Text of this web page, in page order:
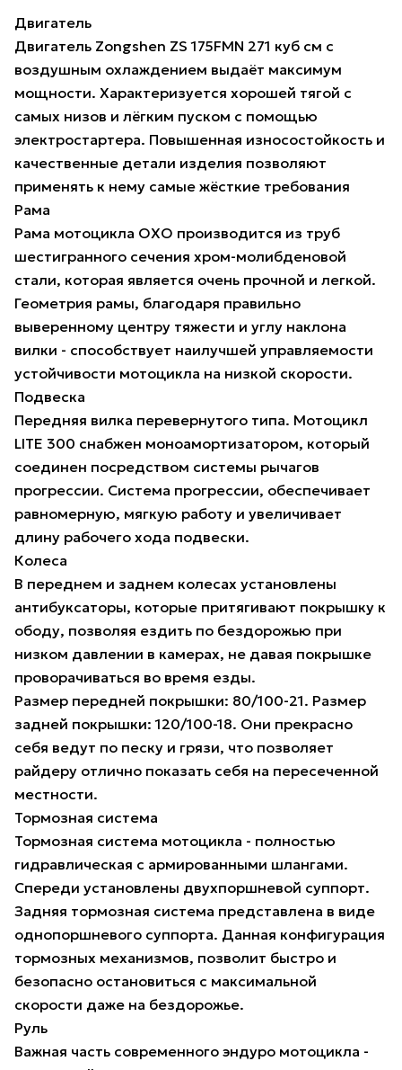
Двигатель
Двигатель Zongshen ZS 175FMN 271 куб см с
воздушным охлаждением выдаёт максимум
мощности. Характеризуется хорошей тягой с
самых низов и лёгким пуском с помощью
электростартера. Повышенная износостойкость и
качественные детали изделия позволяют
применять к нему самые жёсткие требования
Рама
Рама мотоцикла OXO производится из труб
шестигранного сечения хром-молибденовой
стали, которая является очень прочной и легкой.
Геометрия рамы, благодаря правильно
выверенному центру тяжести и углу наклона
вилки - способствует наилучшей управляемости
устойчивости мотоцикла на низкой скорости.
Подвеска
Передняя вилка перевернутого типа. Мотоцикл
LITE 300 снабжен моноамортизатором, который
соединен посредством системы рычагов
прогрессии. Система прогрессии, обеспечивает
равномерную, мягкую работу и увеличивает
длину рабочего хода подвески.
Колеса
В переднем и заднем колесах установлены
антибуксаторы, которые притягивают покрышку к
ободу, позволяя ездить по бездорожью при
низком давлении в камерах, не давая покрышке
проворачиваться во время езды.
Размер передней покрышки: 80/100-21. Размер
задней покрышки: 120/100-18. Они прекрасно
себя ведут по песку и грязи, что позволяет
райдеру отлично показать себя на пересеченной
местности.
Тормозная система
Тормозная система мотоцикла - полностью
гидравлическая с армированными шлангами.
Спереди установлены двухпоршневой суппорт.
Задняя тормозная система представлена в виде
однопоршневого суппорта. Данная конфигурация
тормозных механизмов, позволит быстро и
безопасно остановиться с максимальной
скорости даже на бездорожье.
Руль
Важная часть современного эндуро мотоцикла -